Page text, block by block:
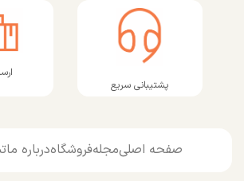
پشتیبانی سریع
صفحه اصلیمجلهفروشگاهدرباره ما